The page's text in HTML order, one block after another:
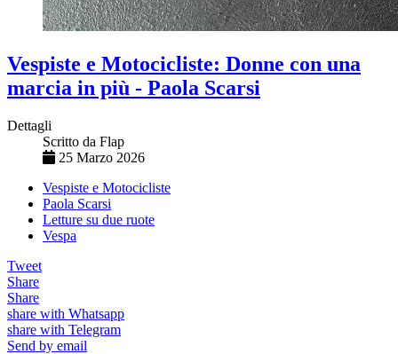
Vespiste e Motocicliste: Donne con una
marcia in più - Paola Scarsi
Dettagli
Scritto da Flap
25 Marzo 2026
Vespiste e Motocicliste
Paola Scarsi
Letture su due ruote
Vespa
Tweet
Share
Share
share with Whatsapp
share with Telegram
Send by email